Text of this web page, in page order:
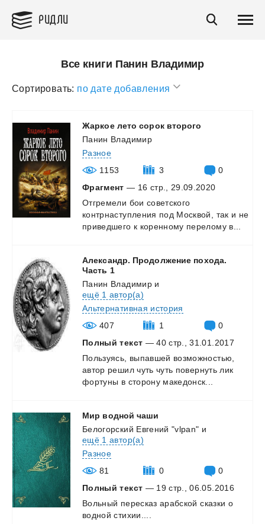
РИДЛИ
Все книги Панин Владимир
Сортировать: по дате добавления
Жаркое лето сорок второго
Панин Владимир
Разное
1153
3
0
Фрагмент — 16 стр., 29.09.2020
Отгремели бои советского
контрнаступления под Москвой, так и не
приведшего к коренному перелому в...
Александр. Продолжение похода.
Часть 1
Панин Владимири
ещё 1 автор(а)
Альтернативная история
407
1
0
Полный текст — 40 стр., 31.01.2017
Пользуясь,
выпавшей возможностью,
автор решил чуть чуть повернуть лик
фортуны в сторону македонск...
Мир водной чаши
Белогорский Евгений "vlpan" и
ещё 1 автор(а)
Разное
81
0
0
Полный текст — 19 стр., 06.05.2016
Вольный пересказ арабской сказки о
водной стихии....